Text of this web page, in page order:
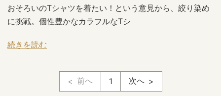
おそろいのTシャツを着たい！という意見から、絞り染め
に挑戦。個性豊かなカラフルなTシ
続きを読む
前へ 1 次へ